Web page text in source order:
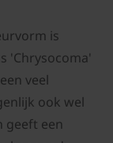
is
'Chrysocoma'
veel
ook wel
geeft een